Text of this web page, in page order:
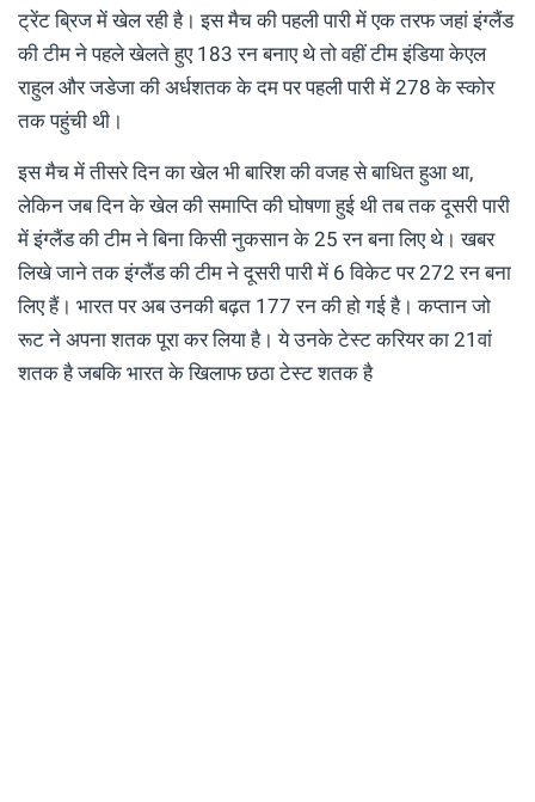
ट्रेंट ब्रिज में खेल रही है। इस मैच की पहली पारी में एक तरफ जहां इंग्लैंड
की टीम ने पहले खेलते हुए 183 रन बनाए थे तो वहीं टीम इंडिया केएल
राहुल और जडेजा की अर्धशतक के दम पर पहली पारी में 278 के स्कोर
तक पहुंची थी।
इस मैच में तीसरे दिन का खेल भी बारिश की वजह से बाधित हुआ था,
लेकिन जब दिन के खेल की समाप्ति की घोषणा हुई थी तब तक दूसरी पारी
में इंग्लैंड की टीम ने बिना किसी नुकसान के 25 रन बना लिए थे। खबर
लिखे जाने तक इंग्लैंड की टीम ने दूसरी पारी में 6 विकेट पर 272 रन बना
लिए हैं। भारत पर अब उनकी बढ़त 177 रन की हो गई है। कप्तान जो
रूट ने अपना शतक पूरा कर लिया है। ये उनके टेस्ट करियर का 21वां
शतक है जबकि भारत के खिलाफ छठा टेस्ट शतक है